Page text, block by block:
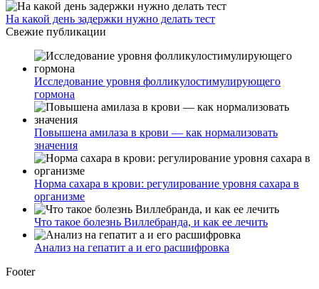
На какой день задержки нужно делать тест
Свежие публикации
Исследование уровня фолликулостимулирующего
гормона
Повышена амилаза в крови — как нормализовать
значения
Норма сахара в крови: регулирование уровня сахара в
организме
Что такое болезнь Виллебранда, и как ее лечить
Анализ на гепатит а и его расшифровка
Footer